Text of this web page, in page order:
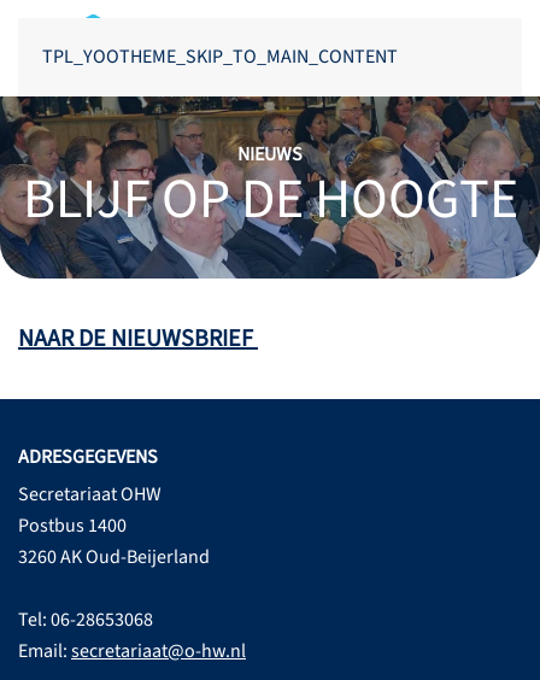
TPL_YOOTHEME_SKIP_TO_MAIN_CONTENT
NIEUWS
BLIJF OP DE HOOGTE
NAAR DE NIEUWSBRIEF
ADRESGEGEVENS
Secretariaat OHW
Postbus 1400
3260 AK Oud-Beijerland
Tel: 06-28653068
Email:secretariaat@o-hw.nl